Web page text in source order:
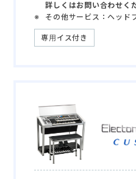
詳しくはお問い合わせく
その他サービス：ヘッド
専用イス付き